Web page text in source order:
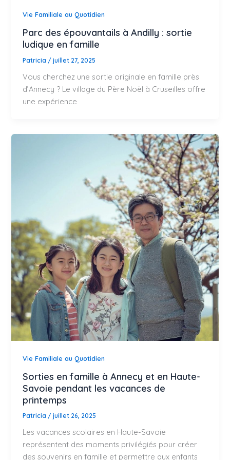
Vie Familiale au Quotidien
Parc des épouvantails à Andilly : sortie
ludique en famille
Patricia /juillet 27, 2025
Vous cherchez une sortie originale en famille près
d’Annecy ? Le village du Père Noël à Cruseilles offre
une expérience
Vie Familiale au Quotidien
Sorties en famille à Annecy et en Haute-
Savoie pendant les vacances de
printemps
Patricia /juillet 26, 2025
Les vacances scolaires en Haute-Savoie
représentent des moments privilégiés pour créer
des souvenirs en famille et permettre aux enfants